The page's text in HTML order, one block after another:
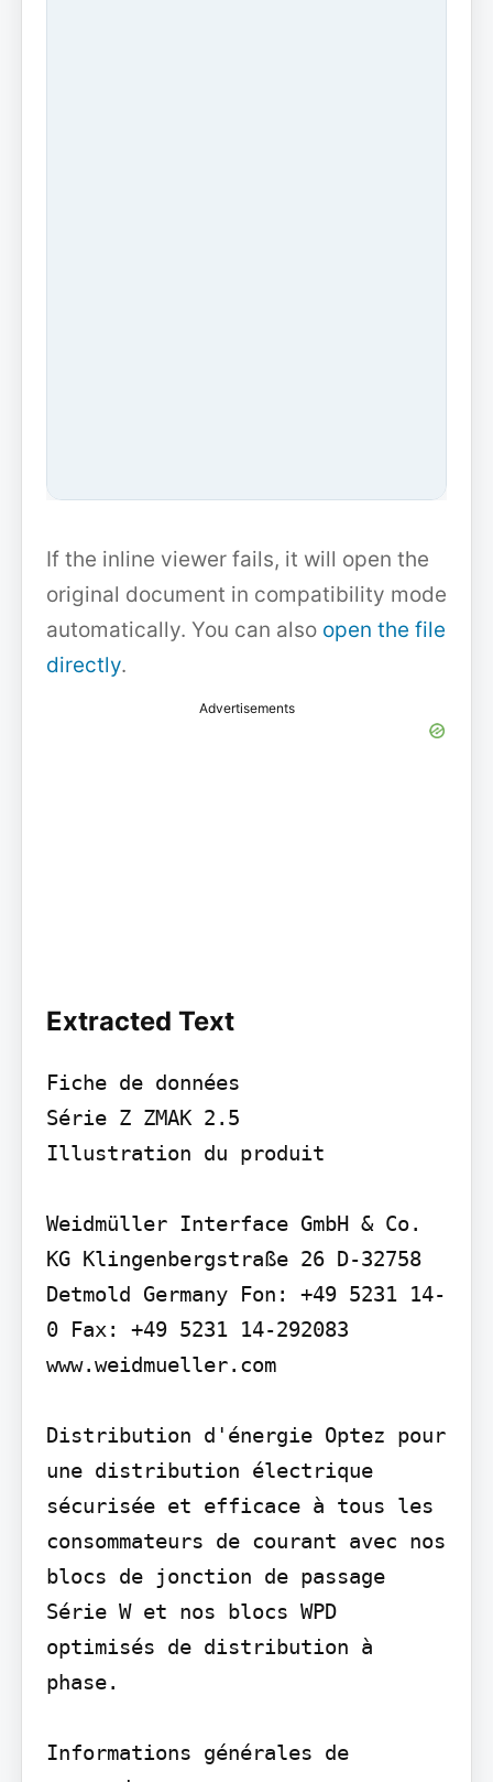
If the inline viewer fails, it will open the
original document in compatibility mode
automatically. You can also open the file
directly.
Advertisements
Extracted Text
Fiche de données
Série Z ZMAK 2.5
Illustration du produit
Weidmüller Interface GmbH & Co.
KG Klingenbergstraße 26 D-32758
Detmold Germany Fon: +49 5231 14-
0 Fax: +49 5231 14-292083
www.weidmueller.com
Distribution d'énergie Optez pour
une distribution électrique
sécurisée et efficace à tous les
consommateurs de courant avec nos
blocs de jonction de passage
Série W et nos blocs WPD
optimisés de distribution à
phase.
Informations générales de